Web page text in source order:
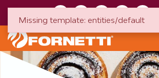
Missing template: entities/default